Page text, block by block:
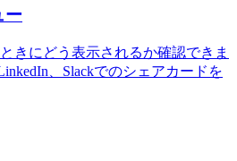
ー
きにどう表示されるか確認できま
、Slackでのシェアカードを